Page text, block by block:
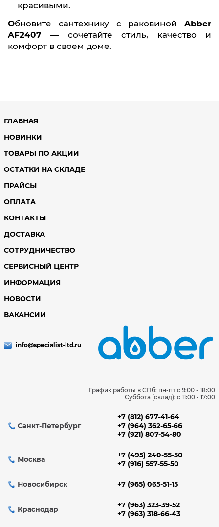
красивыми.
Обновите сантехнику с раковиной Abber
AF2407 — сочетайте стиль, качество и
комфорт в своем доме.
ГЛАВНАЯ
НОВИНКИ
ТОВАРЫ ПО АКЦИИ
ОСТАТКИ НА СКЛАДЕ
ПРАЙСЫ
ОПЛАТА
КОНТАКТЫ
ДОСТАВКА
СОТРУДНИЧЕСТВО
СЕРВИСНЫЙ ЦЕНТР
ИНФОРМАЦИЯ
НОВОСТИ
ВАКАНСИИ
info@specialist-ltd.ru
График работы в СПб: пн-пт с 9:00 - 18:00
Суббота (склад): c 11:00 - 17:00
Санкт-Петербург
+7 (812) 677-41-64
+7 (964) 362-65-66
+7 (921) 807-54-80
Москва
+7 (495) 240-55-50
+7 (916) 557-55-50
Новосибирск +7 (965) 065-51-15
Краснодар
+7 (963) 323-39-52
+7 (963) 318-66-43